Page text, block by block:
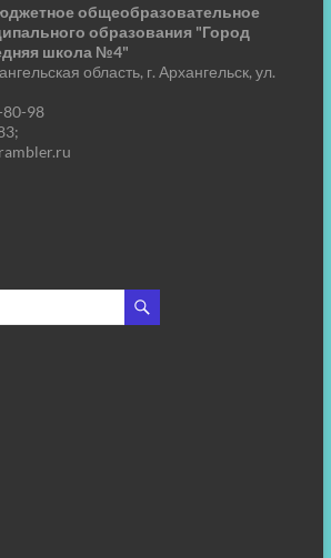
общеобразовательное
образования "Город
школа №4"
область, г. Архангельск, ул.
80-98